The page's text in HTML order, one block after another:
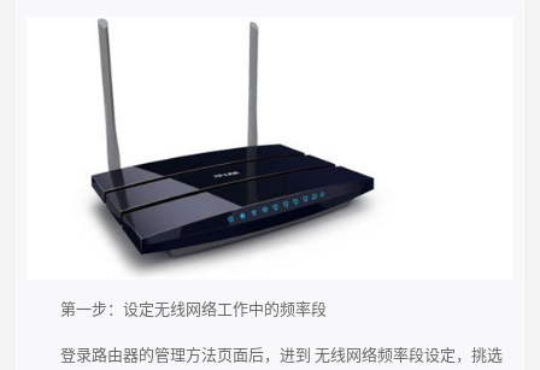
第一步：设定无线网络工作中的频率段
登录路由器的管理方法页面后，进到 无线网络频率段设定，挑选